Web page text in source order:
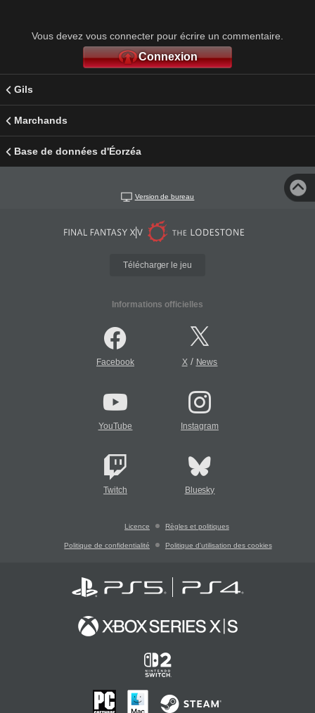
Vous devez vous connecter pour écrire un commentaire.
Connexion
Gils
Marchands
Base de données d'Éorzéa
Version de bureau
Télécharger le jeu
Informations officielles
Facebook X/ News
YouTube Instagram
Twitch Bluesky
Licence Règles et politiques
Politique de confidentialité Politique d'utilisation des cookies